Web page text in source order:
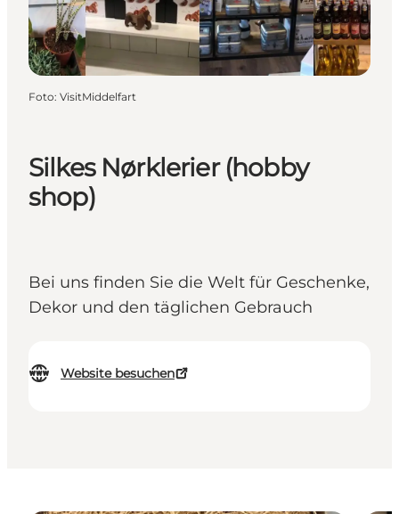
Silkes Nørklerier (hobby
shop)
Bei uns finden Sie die Welt für Geschenke,
Dekor und den täglichen Gebrauch
Website besuchen
Foto: VisitMiddelfart